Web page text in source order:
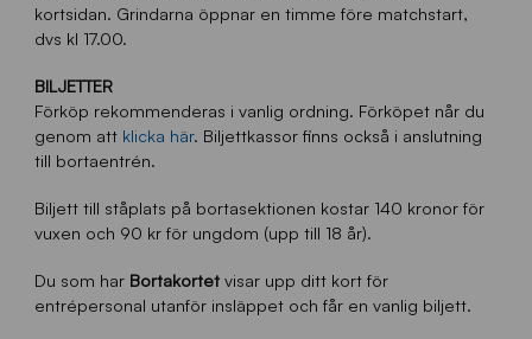
kortsidan. Grindarna öppnar en timme före matchstart,
dvs kl 17.00.
BILJETTER
Förköp rekommenderas i vanlig ordning. Förköpet når du
genom att klicka här. Biljettkassor finns också i anslutning
till bortaentrén.
Biljett till ståplats på bortasektionen kostar 140 kronor för
vuxen och 90 kr för ungdom (upp till 18 år).
Du som har Bortakortetvisar upp ditt kort för
entrépersonal utanför insläppet och får en vanlig biljett.